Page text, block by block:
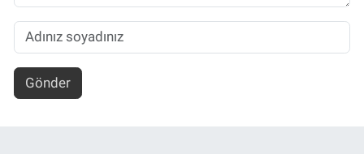
Gönder